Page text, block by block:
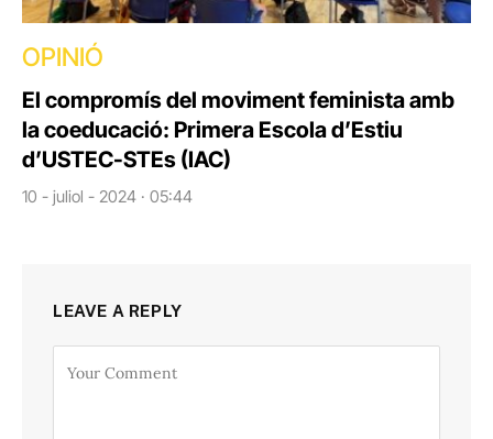
OPINIÓ
El compromís del moviment feminista amb
la coeducació: Primera Escola d’Estiu
d’USTEC-STEs (IAC)
10 - juliol - 2024 · 05:44
LEAVE A REPLY